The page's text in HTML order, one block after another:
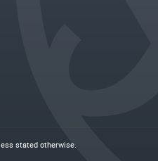
stated otherwise.